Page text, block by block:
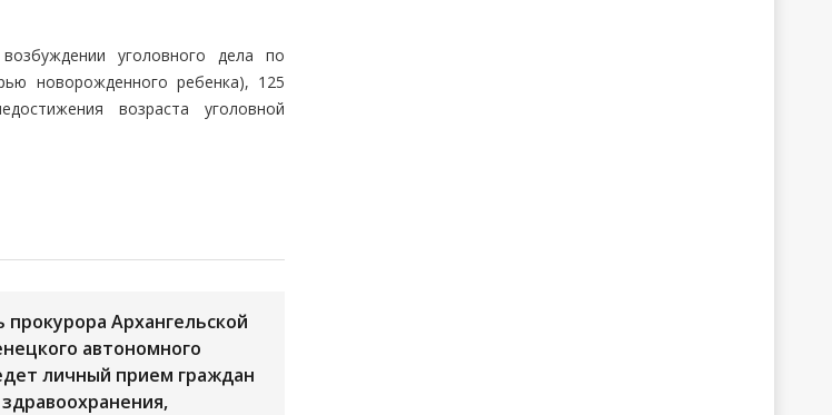
уголовного дела по
новорожденного ребенка), 125
возраста уголовной
прокурора Архангельской
автономного
личный прием граждан